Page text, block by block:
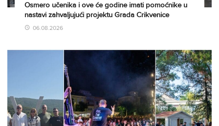
Osmero učenika i ove će godine imati pomoćnike u
nastavi zahvaljujući projektu Grada Crikvenice
06.08.2026